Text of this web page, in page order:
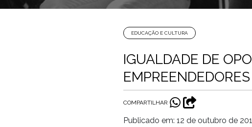
EDUCAÇÃO E CULTURA
IGUALDADE DE
COMPARTILHAR
Publicado em: 12 de outubro de